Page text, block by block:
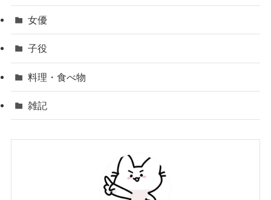
女優
子役
料理・食べ物
雑記